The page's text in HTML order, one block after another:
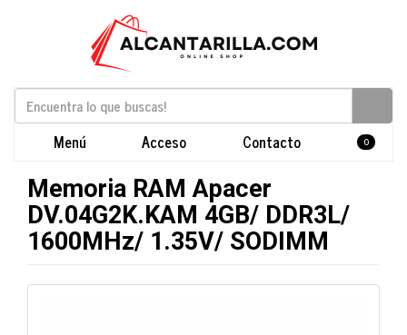
Menú Acceso Contacto 0
Memoria RAM Apacer
DV.04G2K.KAM 4GB/ DDR3L/
1600MHz/ 1.35V/ SODIMM